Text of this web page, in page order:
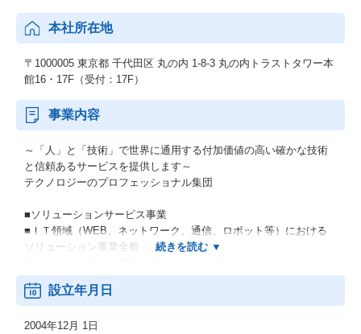
本社所在地
〒1000005 東京都 千代田区 丸の内 1-8-3 丸の内トラストタワー本
館16・17F（受付：17F）
事業内容
～「人」と「技術」で世界に通用する付加価値の高い確かな技術
と信頼あるサービスを提供します～
テクノロジーのプロフェッショナル集団
■ソリューションサービス事業
■ＩＴ領域（WEB、ネットワーク、通信、ロボット等）における
ソリューション事業全般
等
機械・電子・電気・ソフトウェアの技術者特定派遣
設立年月日
2004年12月 1日